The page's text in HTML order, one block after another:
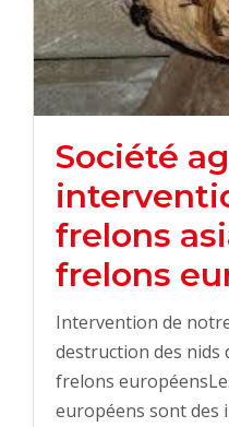
Société
frelons
frelons
Intervention de
destruction des nids
frelons
européens sont des